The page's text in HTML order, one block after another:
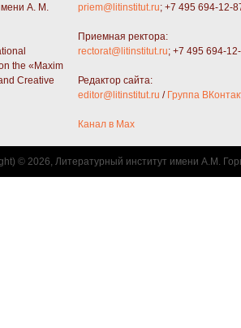
А. М.
the «Maxim
Creative
priem@litinstitut.ru; +7 495 694-12-
Приемная ректора:
rectorat@litinstitut.ru; +7 495 694-
Редактор сайта:
editor@litinstitut.ru / Группа
Канал в Max
© 2026, Литературный институт имени А.М.